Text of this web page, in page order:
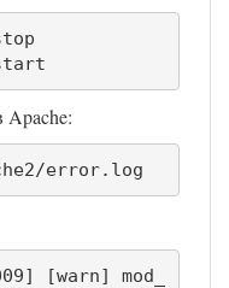
Apache:
error.log
[warn] mod_